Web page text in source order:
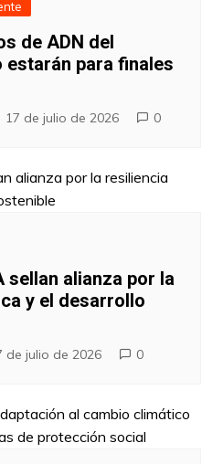
de ADN del
estarán para finales
17 de julio de 2026 0
sellan alianza por la
y el desarrollo
de julio de 2026 0